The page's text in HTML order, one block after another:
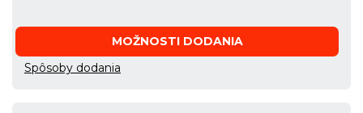
MOŽNOSTI DODANIA
Spôsoby dodania